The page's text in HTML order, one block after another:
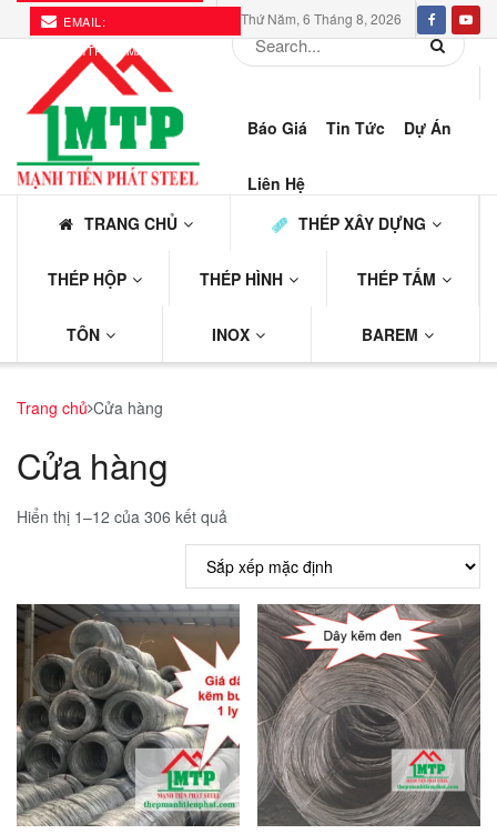
EMAIL:
THEPMTP@GMAIL.COM
Thứ Năm, 6 Tháng 8, 2026
Báo Giá Tin Tức Dự Án
Liên Hệ
TRANG CHỦ
THÉP XÂY DỰNG
THÉP HỘP THÉP HÌNH THÉP TẤM
TÔN INOX BAREM
Trang chủ Cửa hàng
Cửa hàng
Hiển thị 1–12 của 306 kết quả